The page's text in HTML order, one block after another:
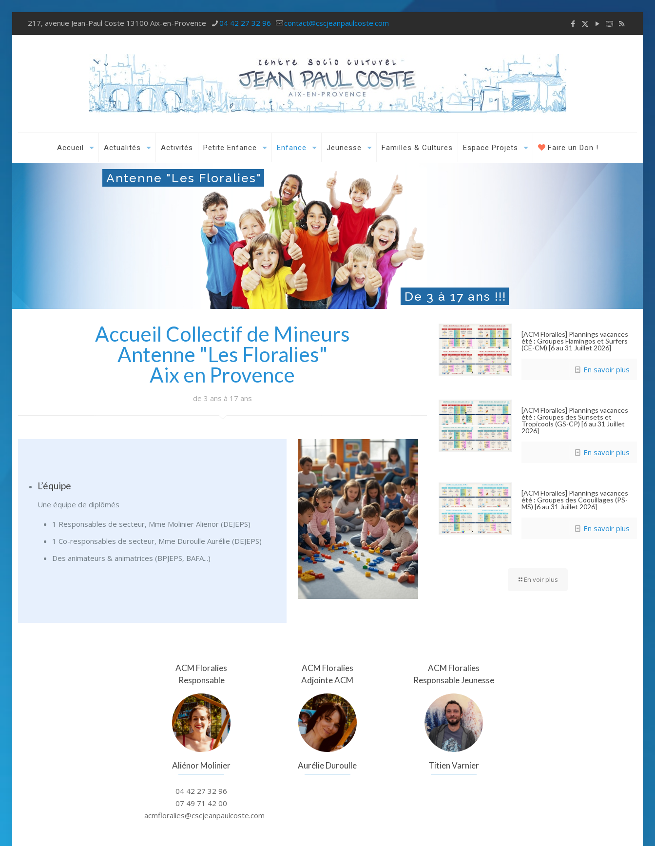
217, avenue Jean-Paul Coste 13100 Aix-en-Provence 04 42 27 32 96 contact@cscjeanpaulcoste.com
Accueil Actualités Activités Petite Enfance Enfance Jeunesse Familles & Cultures Espace Projets Faire un Don !
De 3 à 17 ans !!!
Antenne "Les Floralies"
Accueil Collectif de Mineurs
Antenne "Les Floralies"
Aix en Provence
de 3 ans à 17 ans
L’équipe
Une équipe de diplômés
1 Responsables de secteur, Mme Molinier Alienor (DEJEPS)
1 Co-responsables de secteur, Mme Duroulle Aurélie (DEJEPS)
Des animateurs & animatrices (BPJEPS, BAFA...)
[ACM Floralies] Plannings vacances
été : Groupes Flamingos et Surfers
(CE-CM) [6 au 31 Juillet 2026]
En savoir plus
[ACM Floralies] Plannings vacances
été : Groupes des Sunsets et
Tropicools (GS-CP) [6 au 31 Juillet
2026]
En savoir plus
[ACM Floralies] Plannings vacances
été : Groupes des Coquillages (PS-
MS) [6 au 31 Juillet 2026]
En savoir plus
En voir plus
ACM Floralies
Responsable
Aliénor Molinier
04 42 27 32 96
07 49 71 42 00
acmfloralies@cscjeanpaulcoste.com
ACM Floralies
Adjointe ACM
Aurélie Duroulle
ACM Floralies
Responsable Jeunesse
Titien Varnier